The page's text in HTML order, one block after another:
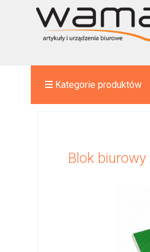
Kategorie produktów
Blok